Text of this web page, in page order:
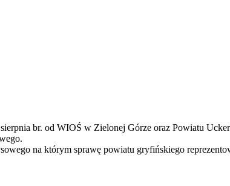
br. od WIOŚ w Zielonej Górze oraz Powiatu
na którym sprawę powiatu gryfińskiego